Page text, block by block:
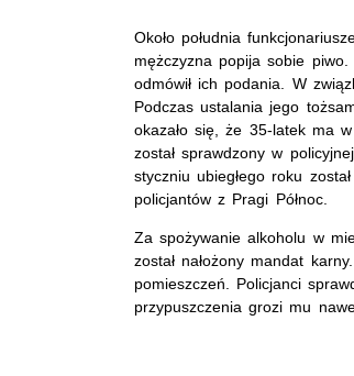
Około południa
mężczyzna popija sobie
odmówił ich podania. W
Podczas ustalania jego
okazało się, że 35-latek ma
został sprawdzony w
styczniu ubiegłego roku
policjantów z Pragi Północ.
Za spożywanie alkoholu w
został nałożony mandat
pomieszczeń. Policjanci
przypuszczenia grozi mu